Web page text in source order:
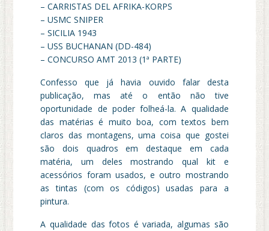
– CARRISTAS DEL AFRIKA-KORPS
– USMC SNIPER
– SICILIA 1943
– USS BUCHANAN (DD-484)
– CONCURSO AMT 2013 (1ª PARTE)
Confesso que já havia ouvido falar desta
publicação, mas até o então não tive
oportunidade de poder folheá-la. A qualidade
das matérias é muito boa, com textos bem
claros das montagens, uma coisa que gostei
são dois quadros em destaque em cada
matéria, um deles mostrando qual kit e
acessórios foram usados, e outro mostrando
as tintas (com os códigos) usadas para a
pintura.
A qualidade das fotos é variada, algumas são